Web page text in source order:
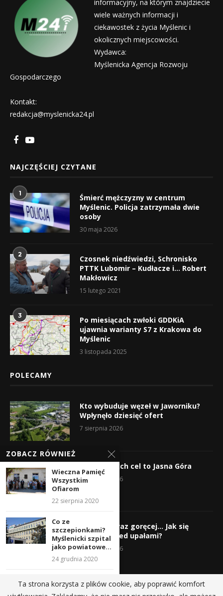
informacyjny, na którym znajdziecie
wiele ważnych informacji i
ciekawostek z życia Myślenic i
okolicznych miejscowości.
Wydawca:
Myślenicka Agencja Rozwoju
Gospodarczego
Kontakt:
redakcja@myslenicka24.pl
NAJCZĘŚCIEJ CZYTANE
1
Śmierć mężczyzny w centrum
Myślenic. Policja zatrzymała dwie
osoby
30 maja 2026
2
Czosnek niedźwiedzi, Schronisko
PTTK Lubomir – Kudłacze i… Robert
Makłowicz
15 lutego 2021
3
Po miesiącach zwłoki GDDKiA
ujawnia warianty S7 z Krakowa do
Myślenic
3 listopada 2025
POLECAMY
Kto wybuduje węzeł w Jaworniku?
Wpłynęło dziesięć ofert
7 sierpnia 2026
Wyruszyli! Ich cel to Jasna Góra
5 sierpnia 2026
Gorąco, coraz goręcej… Jak się
chronić przed upałami?
4 sierpnia 2026
ZOBACZ RÓWNIEŻ
Wieczna Pamięć
Wszystkim
Ofiarom
22 sierpnia 2020
Co ze
szczepionkami?
Myślenicki szpital
jako powiatowe...
24 grudnia 2020
Uwaga
utrudnienia na ul.
Ta strona korzysta z plików cookie, aby poprawić komfort